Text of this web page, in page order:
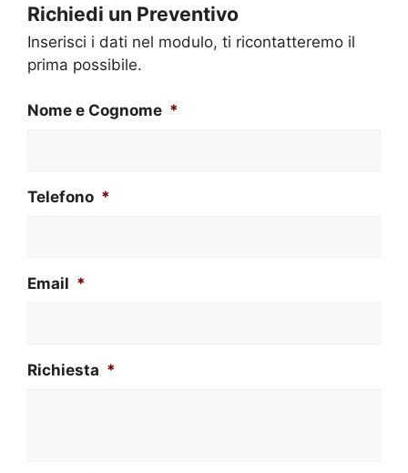
Richiedi un Preventivo
Inserisci i dati nel modulo, ti ricontatteremo il
prima possibile.
Nome e Cognome *
Telefono *
Email *
Richiesta *